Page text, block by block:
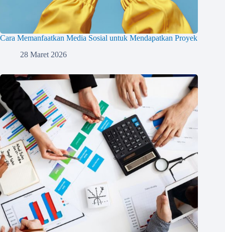
Cara Memanfaatkan Media Sosial untuk Mendapatkan Proyek
28 Maret 2026